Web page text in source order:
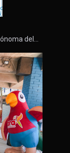
del…